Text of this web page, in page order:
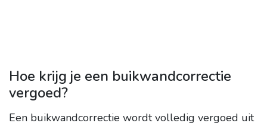
Hoe krijg je een buikwandcorrectie
vergoed?
Een buikwandcorrectie wordt volledig vergoed uit